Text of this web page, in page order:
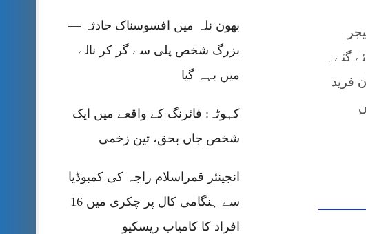
بھون نلہ میں افسوسناک حادثہ —
بزرگ شخص پلی سے گر کر نالے
میں بہہ گیا
کہوٹہ: فائرنگ کے واقعے میں ایک
شخص جاں بحق، تین زخمی
انجینئر قمراسلام راجہ کی کمبوڈیا
سے ہنگامی کال پر چکری میں 16
افراد کا کامیاب ریسکیو
گئے۔
فرید